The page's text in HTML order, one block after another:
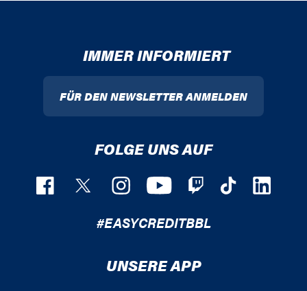
IMMER INFORMIERT
FÜR DEN NEWSLETTER ANMELDEN
FOLGE UNS AUF
#EASYCREDITBBL
UNSERE APP